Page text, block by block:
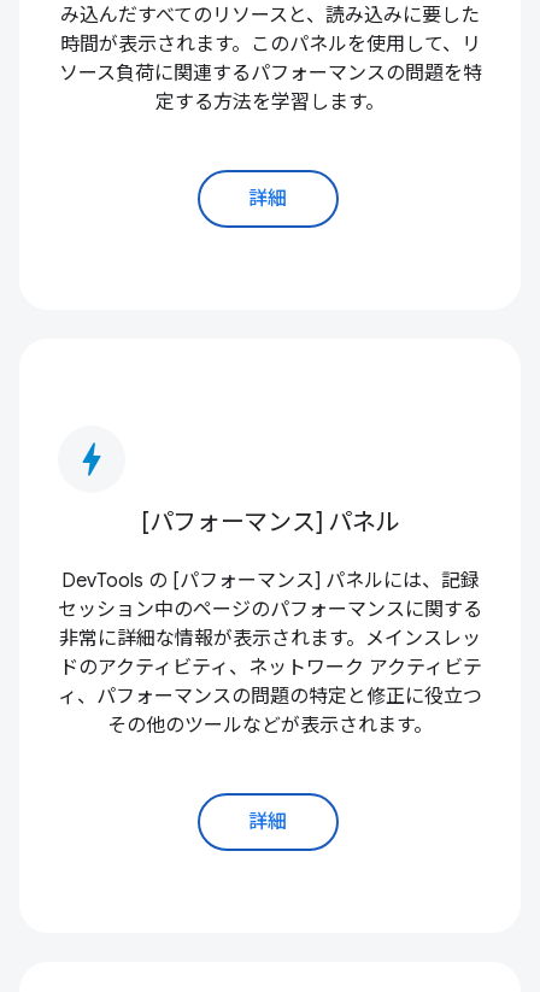
み込んだすべてのリソースと、読み込みに要した
時間が表示されます。このパネルを使用して、リ
ソース負荷に関連するパフォーマンスの問題を特
定する方法を学習します。
詳細
bolt
[パフォーマンス] パネル
DevTools の [パフォーマンス] パネルには、記録
セッション中のページのパフォーマンスに関する
非常に詳細な情報が表示されます。メインスレッ
ドのアクティビティ、ネットワーク アクティビテ
ィ、パフォーマンスの問題の特定と修正に役立つ
その他のツールなどが表示されます。
詳細